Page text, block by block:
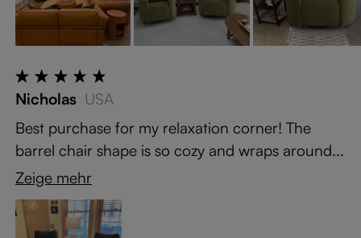
Nicholas USA
Best purchase for my relaxation corner! The
barrel chair shape is so cozy and wraps around...
Zeige mehr